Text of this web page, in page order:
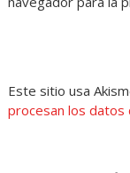
Este sitio usa
procesan los